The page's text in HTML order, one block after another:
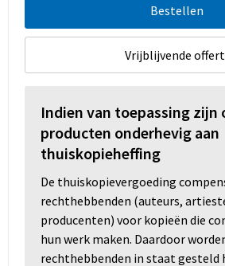
Bestellen
Vrijblijvende
Indien van toepassing zijn
producten onderhevig aan
thuiskopieheffing
De thuiskopievergoeding
rechthebbenden (auteurs,
producenten) voor kopieën die
hun werk maken. Daardoor
rechthebbenden in staat gesteld